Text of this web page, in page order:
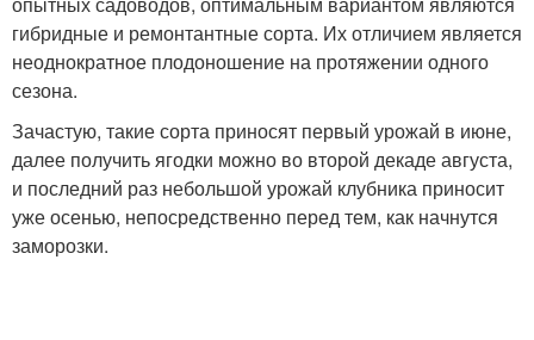
гибридные и ремонтантные сорта. Их отличием является
неоднократное плодоношение на протяжении одного
сезона.
Зачастую, такие сорта приносят первый урожай в июне,
далее получить ягодки можно во второй декаде августа,
и последний раз небольшой урожай клубника приносит
уже осенью, непосредственно перед тем, как начнутся
заморозки.